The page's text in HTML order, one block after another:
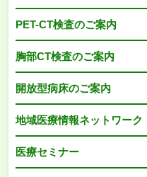
PET-CT検査のご案内
胸部CT検査のご案内
開放型病床のご案内
地域医療情報ネットワーク
医療セミナー